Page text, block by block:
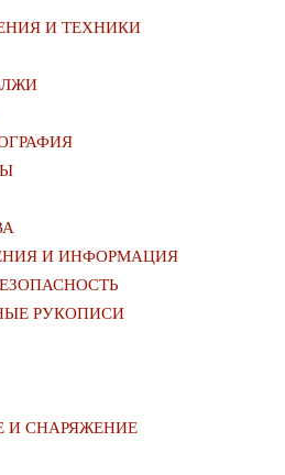
И ТЕХНИКИ
ЛЖИ
И ИНФОРМАЦИЯ
РУКОПИСИ
И СНАРЯЖЕНИЕ